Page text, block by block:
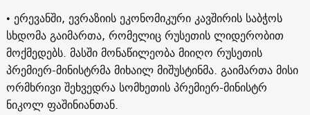
• ერევანში, ევრაზიის ეკონომიკური კავშირის საბჭოს
სხდომა გაიმართა, რომელიც რუსეთის ლიდერობით
მოქმედებს. მასში მონაწილეობა მიიღო რუსეთის
პრემიერ-მინისტრმა მიხაილ მიშუსტინმა. გაიმართა მისი
ორმხრივი შეხვედრა სომხეთის პრემიერ-მინისტრ
ნიკოლ ფაშინიანთან.